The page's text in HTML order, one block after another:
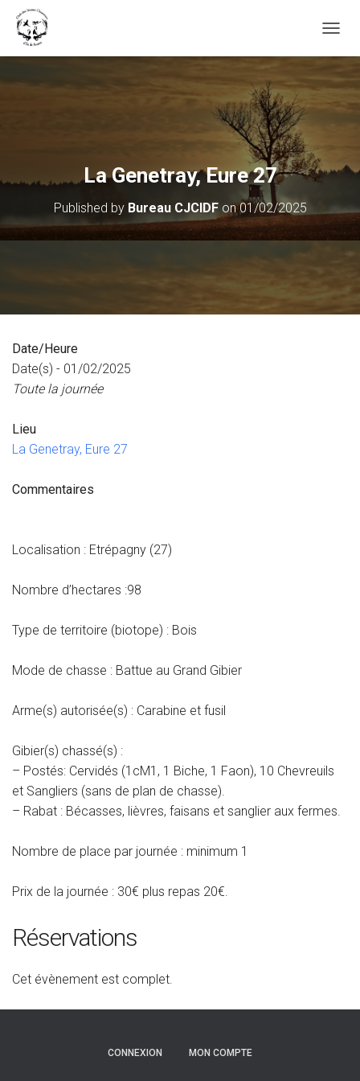
La Genetray, Eure 27
Published by Bureau CJCIDFon01/02/2025
Date/Heure
Date(s) - 01/02/2025
Toute la journée
Lieu
La Genetray, Eure 27
Commentaires
Localisation : Etrépagny (27)
Nombre d’hectares :98
Type de territoire (biotope) : Bois
Mode de chasse : Battue au Grand Gibier
Arme(s) autorisée(s) : Carabine et fusil
Gibier(s) chassé(s) :
– Postés: Cervidés (1cM1, 1 Biche, 1 Faon), 10 Chevreuils
et Sangliers (sans de plan de chasse).
– Rabat : Bécasses, lièvres, faisans et sanglier aux fermes.
Nombre de place par journée : minimum 1
Prix de la journée : 30€ plus repas 20€.
Réservations
Cet évènement est complet.
CONNEXION MON COMPTE